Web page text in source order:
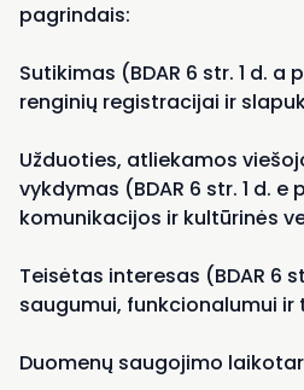
pagrindais:
Sutikimas (BDAR 6 str. 1 d.
renginių registracijai ir
Užduoties, atliekamos
vykdymas (BDAR 6 str. 1 d. e
komunikacijos ir kultūrinės
Teisėtas interesas (BDAR 6
saugumui, funkcionalumui
Duomenų saugojimo